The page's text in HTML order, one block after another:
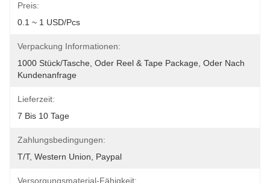
Preis:
0.1 ~ 1 USD/pcs
Verpackung Informationen:
1000 Stück/Tasche, Oder Reel & Tape Package, Oder Nach
Kundenanfrage
Lieferzeit:
7 Bis 10 Tage
Zahlungsbedingungen:
T/T, Western Union, Paypal
Versorgungsmaterial-Fähigkeit: